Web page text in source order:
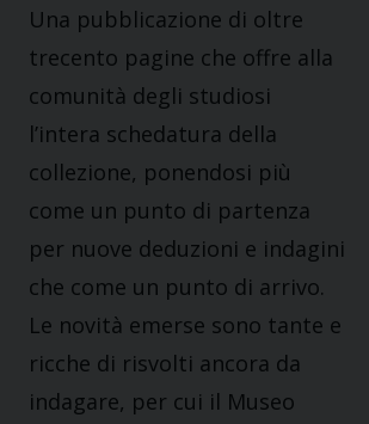
Una pubblicazione di oltre
trecento pagine che offre alla
comunità degli studiosi
l’intera schedatura della
collezione, ponendosi più
come un punto di partenza
per nuove deduzioni e indagini
che come un punto di arrivo.
Le novità emerse sono tante e
ricche di risvolti ancora da
indagare, per cui il Museo